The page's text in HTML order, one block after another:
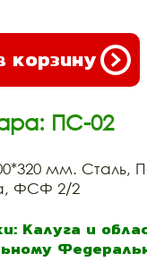
корзину
ПС-02
мм. Сталь,
ФСФ 2/2
Калуга и